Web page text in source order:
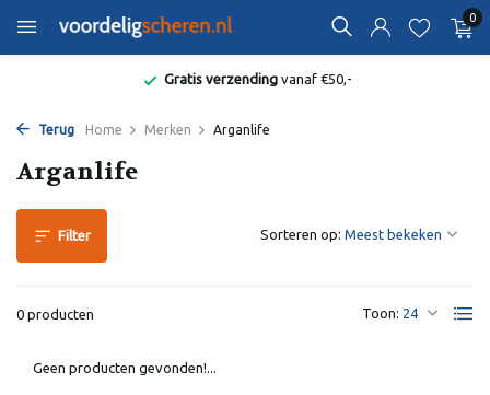
0
Gratis verzendingvanaf €50,-
Terug Home Merken Arganlife
Arganlife
Filter
0 producten Toon:
Sorteren op:
Geen producten gevonden!...